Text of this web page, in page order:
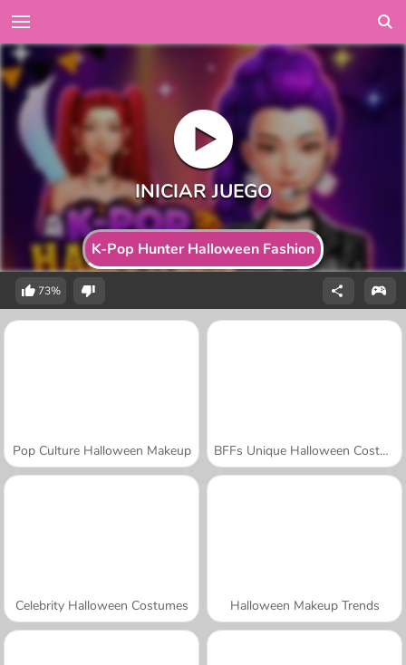
K-Pop Hunter Halloween Fashion
73%
Pop Culture Halloween Makeup BFFs Unique Halloween Costumes
Celebrity Halloween Costumes Halloween Makeup Trends